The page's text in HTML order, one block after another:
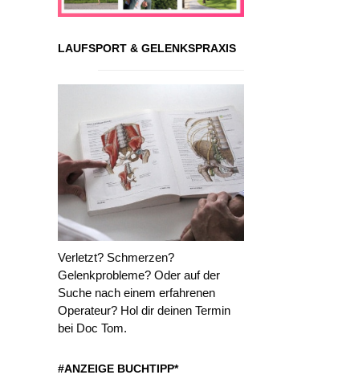
LAUFSPORT & GELENKSPRAXIS
Verletzt? Schmerzen?
Gelenkprobleme? Oder auf der
Suche nach einem erfahrenen
Operateur? Hol dir deinen Termin
bei Doc Tom.
#ANZEIGE BUCHTIPP*